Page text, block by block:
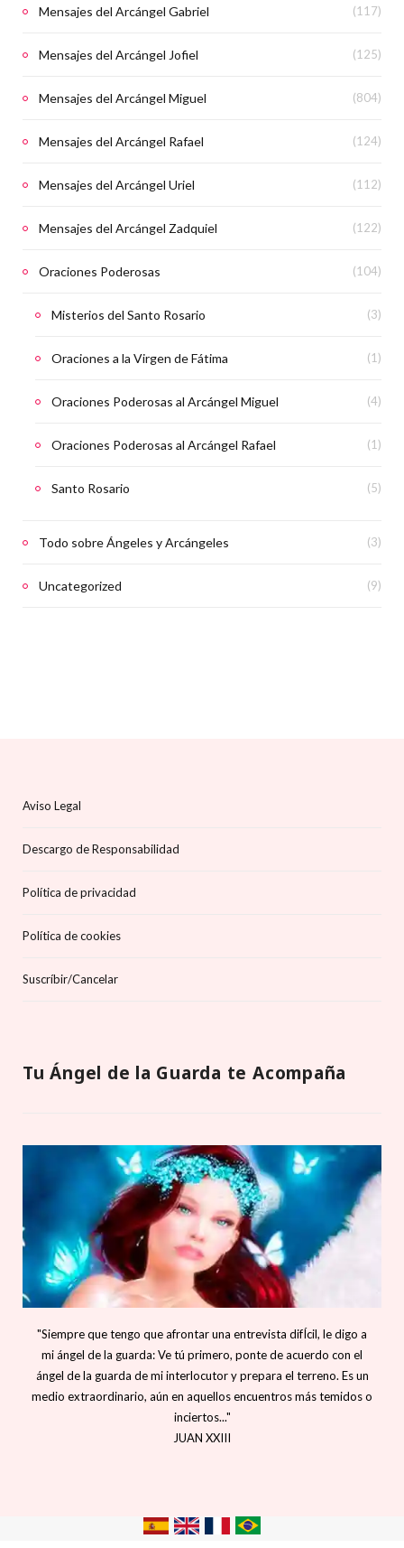
Mensajes del Arcángel Gabriel (117)
Mensajes del Arcángel Jofiel (125)
Mensajes del Arcángel Miguel (804)
Mensajes del Arcángel Rafael (124)
Mensajes del Arcángel Uriel (112)
Mensajes del Arcángel Zadquiel (122)
Oraciones Poderosas (104)
Misterios del Santo Rosario (3)
Oraciones a la Virgen de Fátima (1)
Oraciones Poderosas al Arcángel Miguel (4)
Oraciones Poderosas al Arcángel Rafael (1)
Santo Rosario (5)
Todo sobre Ángeles y Arcángeles (3)
Uncategorized (9)
Aviso Legal
Descargo de Responsabilidad
Política de privacidad
Política de cookies
Suscríbir/Cancelar
Tu Ángel de la Guarda te Acompaña
"Siempre que tengo que afrontar una entrevista difÍcil, le digo a
mi ángel de la guarda: Ve tú primero, ponte de acuerdo con el
ángel de la guarda de mi interlocutor y prepara el terreno. Es un
medio extraordinario, aún en aquellos encuentros más temidos o
inciertos..."
JUAN XXIII